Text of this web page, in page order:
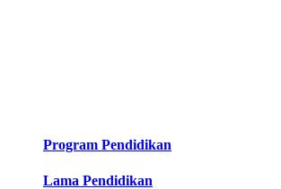
Program Pendidikan
Lama Pendidikan